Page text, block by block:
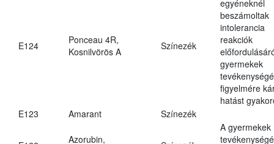
E124
Ponceau 4R,
Kosnilvörös A
Színezék
egyéneknél
beszámoltak
intolerancia
reakciók
gyermekek
figyelmére
hatást
E123
Amarant Színezék
Azorubin,
A gyermekek